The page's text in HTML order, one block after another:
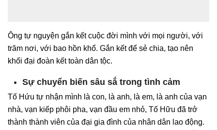
Ông tự nguyện gắn kết cuộc đời mình với mọi người, với
trăm nơi, với bao hồn khổ. Gắn kết để sẻ chia, tạo nên
khối đại đoàn kết toàn dân tộc.
Sự chuyển biến sâu sắ trong tình cảm
Tố Hứu tự nhận mình là con, là anh, là em, là anh của vạn
nhà, vạn kiếp phôi pha, vạn đầu em nhỏ, Tố Hữu đã trở
thành thành viên của đại gia đình của nhân dân lao động.